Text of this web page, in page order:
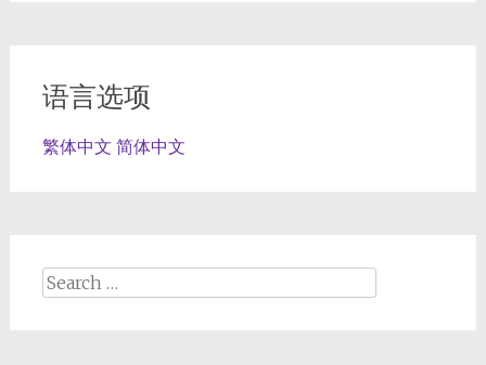
语言选项
繁体中文 简体中文
Search